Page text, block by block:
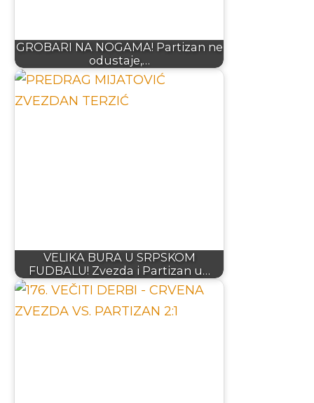
GROBARI NA NOGAMA! Partizan ne
odustaje,…
VELIKA BURA U SRPSKOM
FUDBALU! Zvezda i Partizan u…